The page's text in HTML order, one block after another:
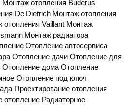
Монтаж отопления Buderus
De Dietrich Монтаж отопления
отопления Vaillant Монтаж
Монтаж радиатора
Отопление автосервиса
Отопление дачи Отопление для
Отопление дома Отопление
Отопление под ключ
Проектирование отопления
Радиаторное